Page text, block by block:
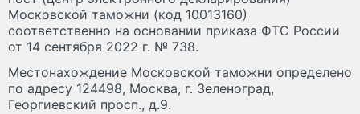
Московской таможни (код 10013160)
соответственно на основании приказа ФТС России
от 14 сентября 2022 г. № 738.
Местонахождение Московской таможни определено
по адресу 124498, Москва, г. Зеленоград,
Георгиевский просп., д.9.